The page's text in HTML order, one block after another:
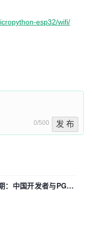
esp32/wifi/
0/500 发 布
：中国开发者与PG内